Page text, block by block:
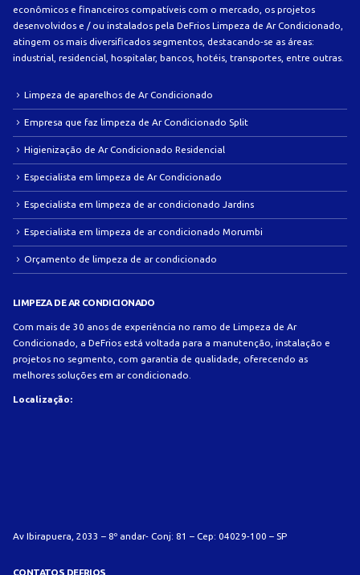
econômicos e financeiros compatíveis com o mercado, os projetos
desenvolvidos e / ou instalados pela DeFrios Limpeza de Ar Condicionado,
atingem os mais diversificados segmentos, destacando-se as áreas:
industrial, residencial, hospitalar, bancos, hotéis, transportes, entre outras.
Limpeza de aparelhos de Ar Condicionado
Empresa que faz limpeza de Ar Condicionado Split
Higienização de Ar Condicionado Residencial
Especialista em limpeza de Ar Condicionado
Especialista em limpeza de ar condicionado Jardins
Especialista em limpeza de ar condicionado Morumbi
Orçamento de limpeza de ar condicionado
LIMPEZA DE AR CONDICIONADO
Com mais de 30 anos de experiência no ramo de Limpeza de Ar
Condicionado, a DeFrios está voltada para a manutenção, instalação e
projetos no segmento, com garantia de qualidade, oferecendo as
melhores soluções em ar condicionado.
Localização:
Av Ibirapuera, 2033 – 8º andar- Conj: 81 – Cep: 04029-100 – SP
CONTATOS DEFRIOS